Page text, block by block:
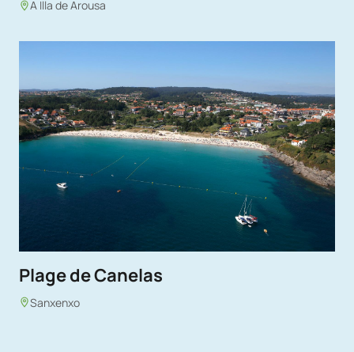
A Illa de Arousa
Plage de Canelas
Sanxenxo